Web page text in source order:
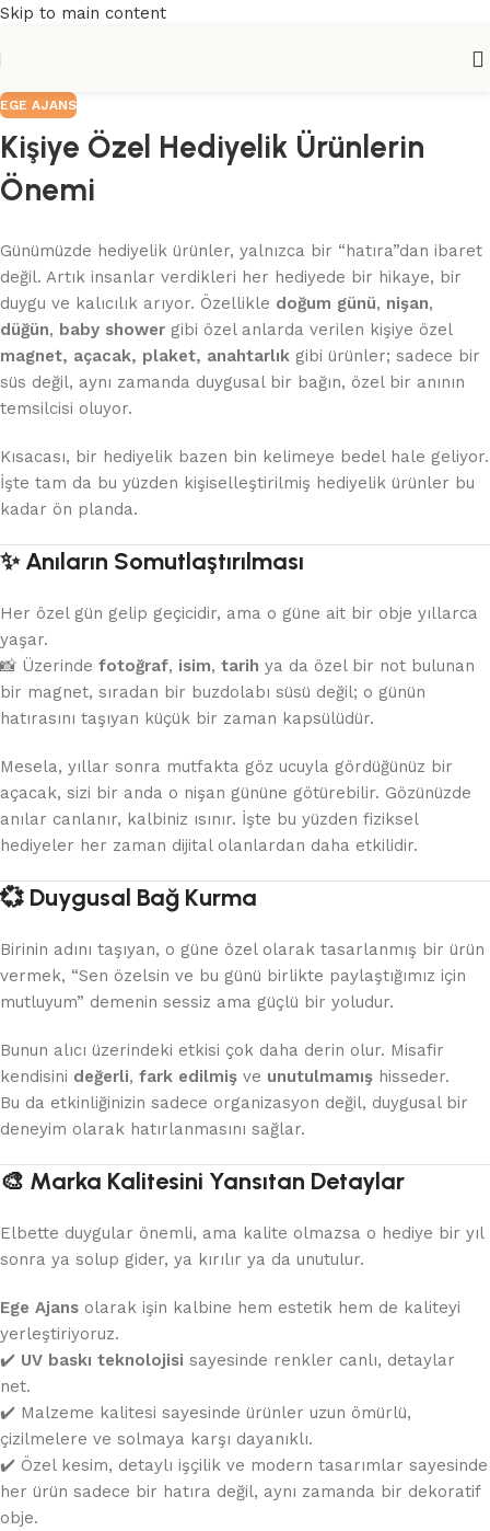
Skip to main content
EGE AJANS
Kişiye Özel Hediyelik Ürünlerin
Önemi
Günümüzde hediyelik ürünler, yalnızca bir “hatıra”dan ibaret
değil. Artık insanlar verdikleri her hediyede bir hikaye, bir
duygu ve kalıcılık arıyor. Özellikle doğum günü, nişan,
düğün, baby shower gibi özel anlarda verilen kişiye özel
magnet, açacak, plaket, anahtarlık gibi ürünler; sadece bir
süs değil, aynı zamanda duygusal bir bağın, özel bir anının
temsilcisi oluyor.
Kısacası, bir hediyelik bazen bin kelimeye bedel hale geliyor.
İşte tam da bu yüzden kişiselleştirilmiş hediyelik ürünler bu
kadar ön planda.
✨ Anıların Somutlaştırılması
Her özel gün gelip geçicidir, ama o güne ait bir obje yıllarca
yaşar.
📸 Üzerinde fotoğraf, isim, tarih ya da özel bir not bulunan
bir magnet, sıradan bir buzdolabı süsü değil; o günün
hatırasını taşıyan küçük bir zaman kapsülüdür.
Mesela, yıllar sonra mutfakta göz ucuyla gördüğünüz bir
açacak, sizi bir anda o nişan gününe götürebilir. Gözünüzde
anılar canlanır, kalbiniz ısınır. İşte bu yüzden fiziksel
hediyeler her zaman dijital olanlardan daha etkilidir.
💞 Duygusal Bağ Kurma
Birinin adını taşıyan, o güne özel olarak tasarlanmış bir ürün
vermek, “Sen özelsin ve bu günü birlikte paylaştığımız için
mutluyum” demenin sessiz ama güçlü bir yoludur.
Bunun alıcı üzerindeki etkisi çok daha derin olur. Misafir
kendisini değerli, fark edilmiş ve unutulmamış hisseder.
Bu da etkinliğinizin sadece organizasyon değil, duygusal bir
deneyim olarak hatırlanmasını sağlar.
🎨 Marka Kalitesini Yansıtan Detaylar
Elbette duygular önemli, ama kalite olmazsa o hediye bir yıl
sonra ya solup gider, ya kırılır ya da unutulur.
Ege Ajans olarak işin kalbine hem estetik hem de kaliteyi
yerleştiriyoruz.
✔️ UV baskı teknolojisi sayesinde renkler canlı, detaylar
net.
✔️ Malzeme kalitesi sayesinde ürünler uzun ömürlü,
çizilmelere ve solmaya karşı dayanıklı.
✔️ Özel kesim, detaylı işçilik ve modern tasarımlar sayesinde
her ürün sadece bir hatıra değil, aynı zamanda bir dekoratif
obje.